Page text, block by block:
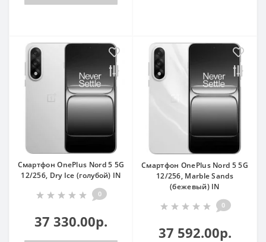
Смартфон OnePlus Nord 5 5G
12/256, Dry Ice (голубой) IN
0
37 330.00р.
Смартфон OnePlus Nord 5 5G
12/256, Marble Sands
(бежевый) IN
0
37 592.00р.